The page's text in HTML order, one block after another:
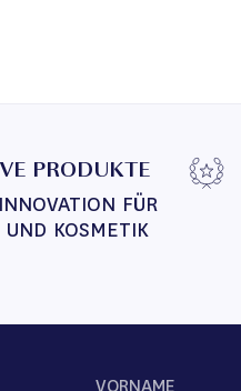
PRODUKTE
FÜR
KOSMETIK